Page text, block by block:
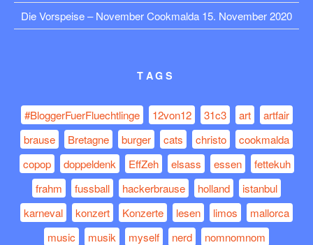
Die Vorspeise – November Cookmalda 15. November 2020
TAGS
#BloggerFuerFluechtlinge 12von12 31c3 art
artfair
brause
Bretagne burger cats christo
cookmalda
copop
doppeldenk EffZeh elsass essen
fettekuh
frahm
fussball hackerbrause holland
istanbul
karneval
konzert Konzerte lesen limos
mallorca
music
musik myself nerd
nomnomnom